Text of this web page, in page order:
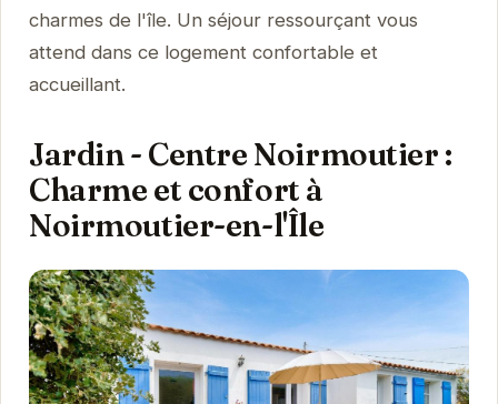
charmes de l'île. Un séjour ressourçant vous
attend dans ce logement confortable et
accueillant.
Jardin - Centre Noirmoutier :
Charme et confort à
Noirmoutier-en-l'Île